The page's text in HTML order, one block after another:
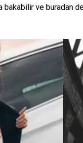
ve buradan